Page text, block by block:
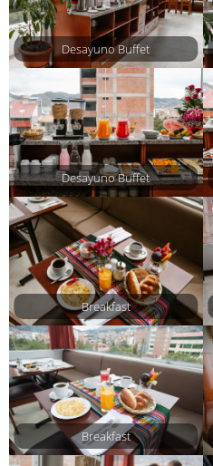
Desayuno Buffet
Desayuno Buffet
Breakfast
Breakfast